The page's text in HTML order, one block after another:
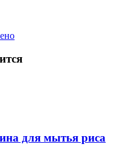
для мытья риса